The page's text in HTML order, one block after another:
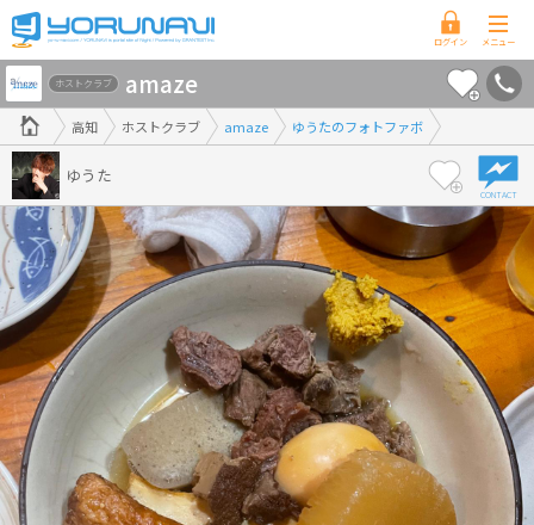
高
知
県
版
高知 ホストクラブ amaze ゆうたのフォトファボ
ホストクラブ amaze
ゆうた